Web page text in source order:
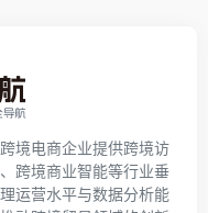
境电商企业提供跨境访
跨境商业智能等行业垂
运营水平与数据分析能